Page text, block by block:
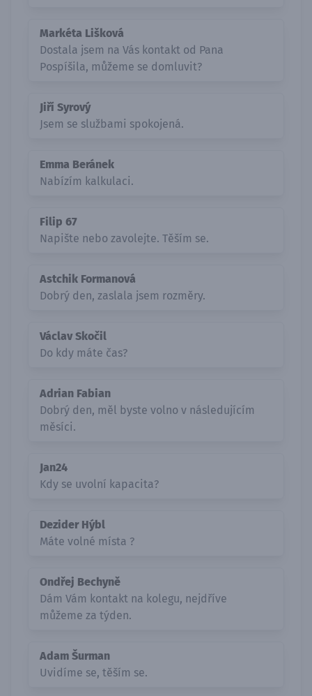
Markéta Lišková
Dostala jsem na Vás kontakt od Pana
Pospíšila, můžeme se domluvit?
Jiří Syrový
Jsem se službami spokojená.
Emma Beránek
Nabízím kalkulaci.
Filip 67
Napište nebo zavolejte. Těším se.
Astchik Formanová
Dobrý den, zaslala jsem rozměry.
Václav Skočil
Do kdy máte čas?
Adrian Fabian
Dobrý den, měl byste volno v následujícím
měsíci.
Jan24
Kdy se uvolní kapacita?
Dezider Hýbl
Máte volné místa ?
Ondřej Bechyně
Dám Vám kontakt na kolegu, nejdříve
můžeme za týden.
Adam Šurman
Uvidíme se, těším se.